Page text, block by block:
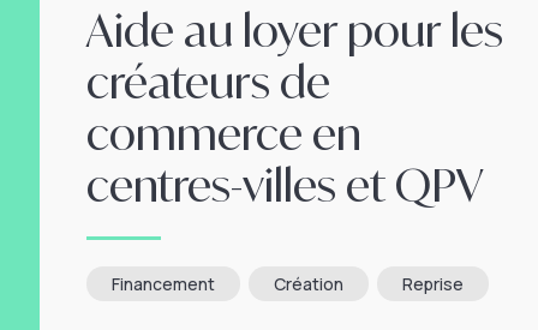
Aide au loyer pour les
créateurs de
commerce en
centres-villes et QPV
Financement Création Reprise